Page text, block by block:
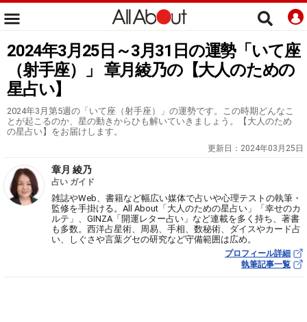
2024年3月25日～3月31日の運勢「いて座
（射手座）」 章月綾乃の【大人のための
星占い】
2024年3月第5週の「いて座（射手座）」の運勢です。この時期どんなこ
とが起こるのか、星の動きからひも解いていきましょう。【大人のため
の星占い】をお届けします。
更新日： 2024年03月25日
章月 綾乃
占い ガイド
雑誌やWeb、書籍など幅広い媒体で占いや心理テストの執筆・
監修を手掛ける。All About「大人のための星占い」「幸せのカ
ルテ」、GINZA「開運レター占い」など連載を多く持ち、著書
も多数。西洋占星術、周易、手相、数秘術、ダイスやカード占
い、しぐさや言葉グセの研究など守備範囲は広め。
プロフィール詳細
執筆記事一覧